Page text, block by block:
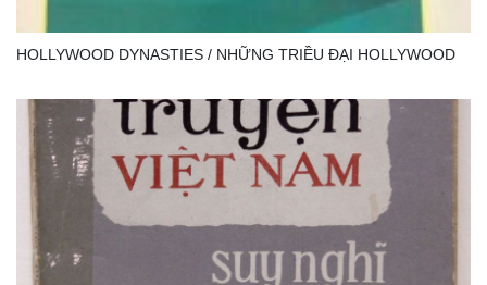
HOLLYWOOD DYNASTIES / NHỮNG TRIỀU ĐẠI HOLLYWOOD